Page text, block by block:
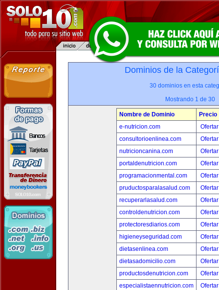
Dominios de la
30 dominios en esta
Mostrando 1 de 30
Nombre de Dominio
Precio
e-nutricion.com
consultorioenlinea.com
nutricioncanina.com
portaldenutricion.com
programacionmental.com
pruductosparalasalud.com
recuperarlasalud.com
controldenutricion.com
protectoresdiarios.com
higieneyseguridad.com
dietasenlinea.com
dietasadomicilio.com
productosdenutricion.com
especialistaennutricion.com